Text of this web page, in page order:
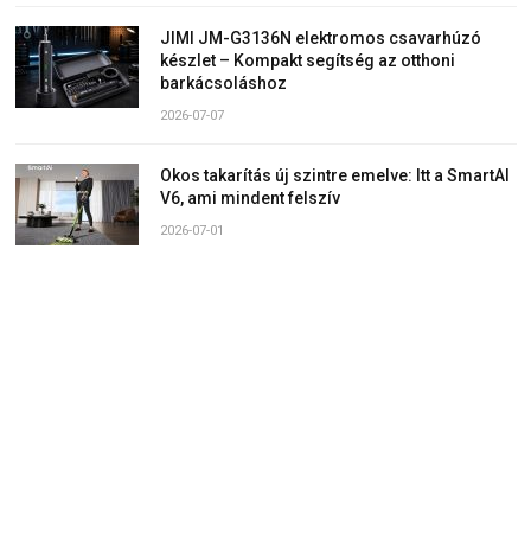
JIMI JM-G3136N elektromos csavarhúzó
készlet – Kompakt segítség az otthoni
barkácsoláshoz
2026-07-07
Okos takarítás új szintre emelve: Itt a SmartAI
V6, ami mindent felszív
2026-07-01